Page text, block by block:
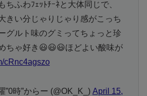
ちふわﾌｪｯﾄﾁｰﾈと大体同じで、
きい分じゃりじゃり感がこっち
グルト味のグミってちょっと珍
ちゃ好き😃😃😃ほどよい酸味が
cRnc4agszo
”0時”からー (@OK_K_) April 15,